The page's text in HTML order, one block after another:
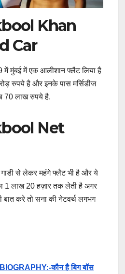
Khan
Car
मुंबई में एक आलीशान फ्लैट लिया है
रुपये है और इनके पास मर्सिडीज
70 लाख रुपये है.
Net
से लेकर महंगे फ्लैट भी है और ये
1 लाख 20 हज़ार तक लेती है अगर
करे तो सना की नेटवर्थ लगभग
कौन है बिग बॉस